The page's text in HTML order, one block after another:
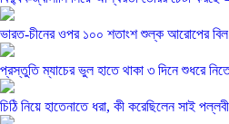
ভারত-চীনের ওপর ১০০ শতাংশ শুল্ক আরোপের বিল
প্রস্তুতি ম্যাচের ভুল হাতে থাকা ৩ দিনে শুধরে
চিঠি নিয়ে হাতেনাতে ধরা, কী করেছিলেন সাই